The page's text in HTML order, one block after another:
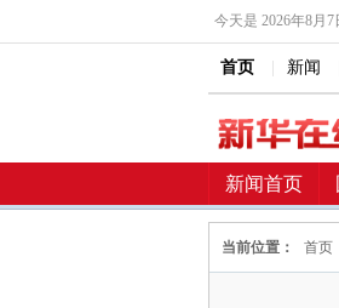
今天是 2026年8月
首页 新闻
新闻首页
当前位置： 首页